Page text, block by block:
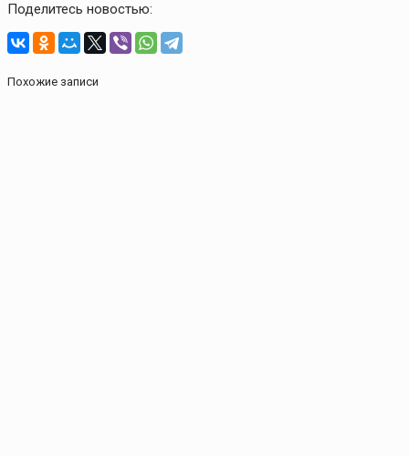
Поделитесь новостью:
Похожие записи